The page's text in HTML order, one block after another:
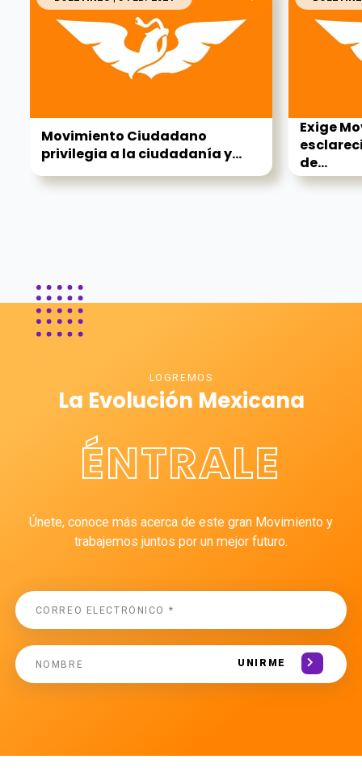
Movimiento Ciudadano
privilegia a la ciudadanía y...
Exige
de...
LOGREMOS
La Evolución Mexicana
ÉNTRALE
Únete, conoce más acerca de este gran Movimiento y
trabajemos juntos por un mejor futuro.
UNIRME